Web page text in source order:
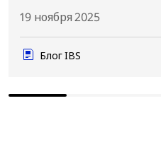
19 ноября 2025
Блог IBS